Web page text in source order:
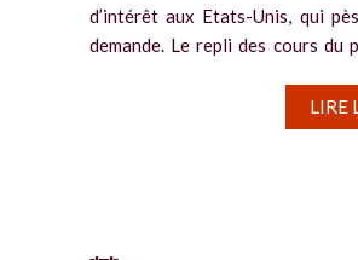
d’intérêt aux Etats-Unis, qui
demande. Le repli des cours du
LIRE